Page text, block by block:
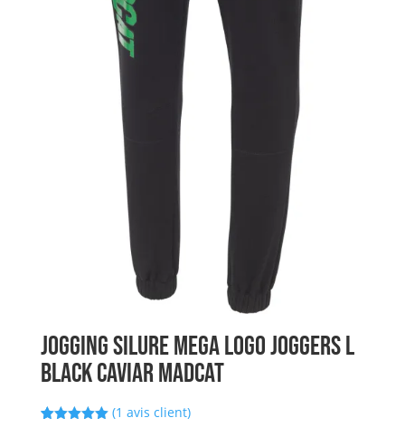
Jogging Silure MEGA LOGO JOGGERS L
BLACK CAVIAR MADCAT
(1 avis client)